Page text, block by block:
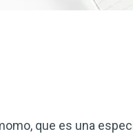
que es una